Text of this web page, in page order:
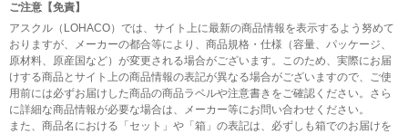
ご注意【免責】
アスクル（LOHACO）では、サイト上に最新の商品情報を表示するよう努めて
おりますが、メーカーの都合等により、商品規格・仕様（容量、パッケージ、
原材料、原産国など）が変更される場合がございます。このため、実際にお届
けする商品とサイト上の商品情報の表記が異なる場合がございますので、ご使
用前には必ずお届けした商品の商品ラベルや注意書きをご確認ください。さら
に詳細な商品情報が必要な場合は、メーカー等にお問い合わせください。
また、商品名における「セット」や「箱」の表記は、必ずしも箱でのお届けを